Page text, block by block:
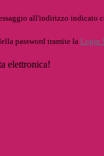
all'indirizzo indicato
password tramite la Login
elettronica!